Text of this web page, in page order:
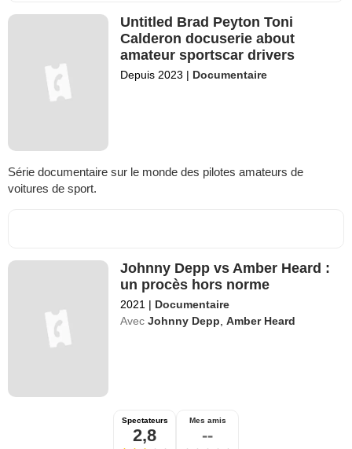
Untitled Brad Peyton Toni
Calderon docuserie about
amateur sportscar drivers
Depuis 2023 | Documentaire
Série documentaire sur le monde des pilotes amateurs de
voitures de sport.
Johnny Depp vs Amber Heard :
un procès hors norme
2021 | Documentaire
Avec Johnny Depp,Amber Heard
Spectateurs
2,8
Mes amis
--